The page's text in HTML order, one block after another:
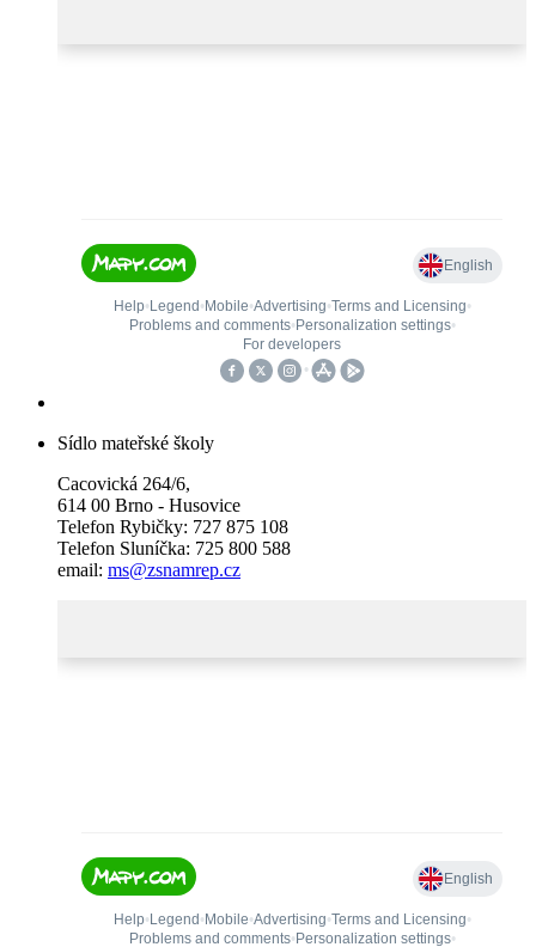
Sídlo mateřské školy
Cacovická 264/6,
614 00 Brno - Husovice
Telefon Rybičky: 727 875 108
Telefon Sluníčka: 725 800 588
email: ms@zsnamrep.cz